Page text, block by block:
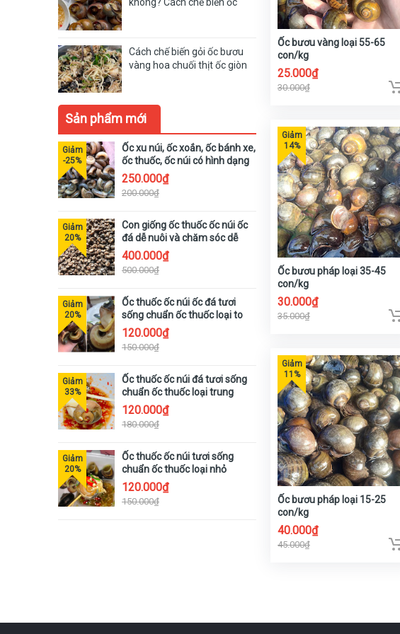
Cách chế biến gỏi ốc bươu
vàng hoa chuối thịt ốc giòn
Sản phẩm mới
Ốc xu núi, ốc xoắn, ốc bánh xe,
ốc thuốc, ốc núi có hình dạng
trông giống như bánh xe
250.000₫
200.000₫
Con giống ốc thuốc ốc núi ốc
đá dễ nuôi và chăm sóc dễ
dàng
400.000₫
500.000₫
Ốc thuốc ốc núi ốc đá tươi
sống chuẩn ốc thuốc loại to
120.000₫
150.000₫
Ốc thuốc ốc núi đá tươi sống
chuẩn ốc thuốc loại trung
120.000₫
180.000₫
Ốc thuốc ốc núi tươi sống
chuẩn ốc thuốc loại nhỏ
120.000₫
150.000₫
Ốc bươu vàng loại 55-65
con/kg
25.000₫
30.000₫
Ốc bươu pháp loại 35-45
con/kg
30.000₫
35.000₫
Ốc bươu pháp loại 15-25
con/kg
40.000₫
45.000₫